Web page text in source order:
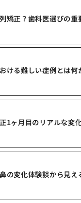
矯正？歯科医選びの重
ける難しい症例とは何
1ヶ月目のリアルな変
の変化体験談から見え